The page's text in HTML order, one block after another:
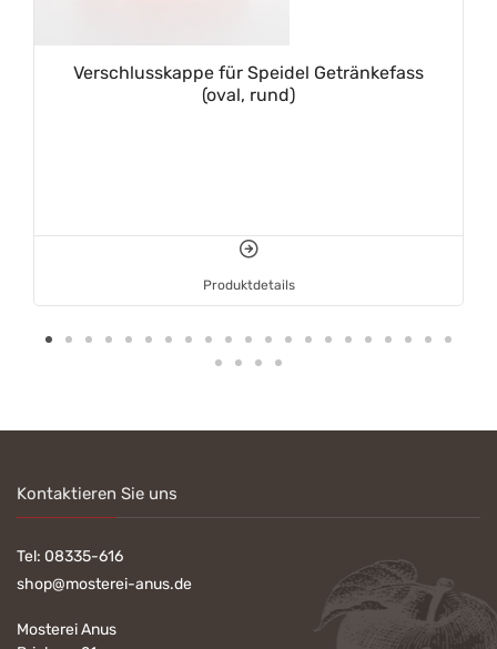
Verschlusskappe für Speidel Getränkefass
(oval, rund)
Produktdetails
Kontaktieren Sie uns
Tel: 08335-616
shop@mosterei-anus.de
Mosterei Anus